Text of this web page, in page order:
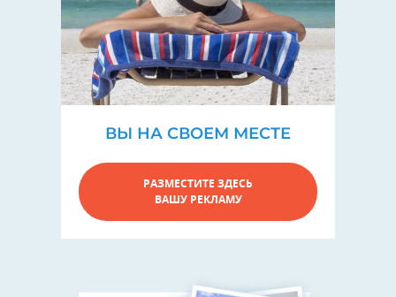
ВЫ НА СВОЕМ МЕСТЕ
РАЗМЕСТИТЕ ЗДЕСЬ
ВАШУ РЕКЛАМУ